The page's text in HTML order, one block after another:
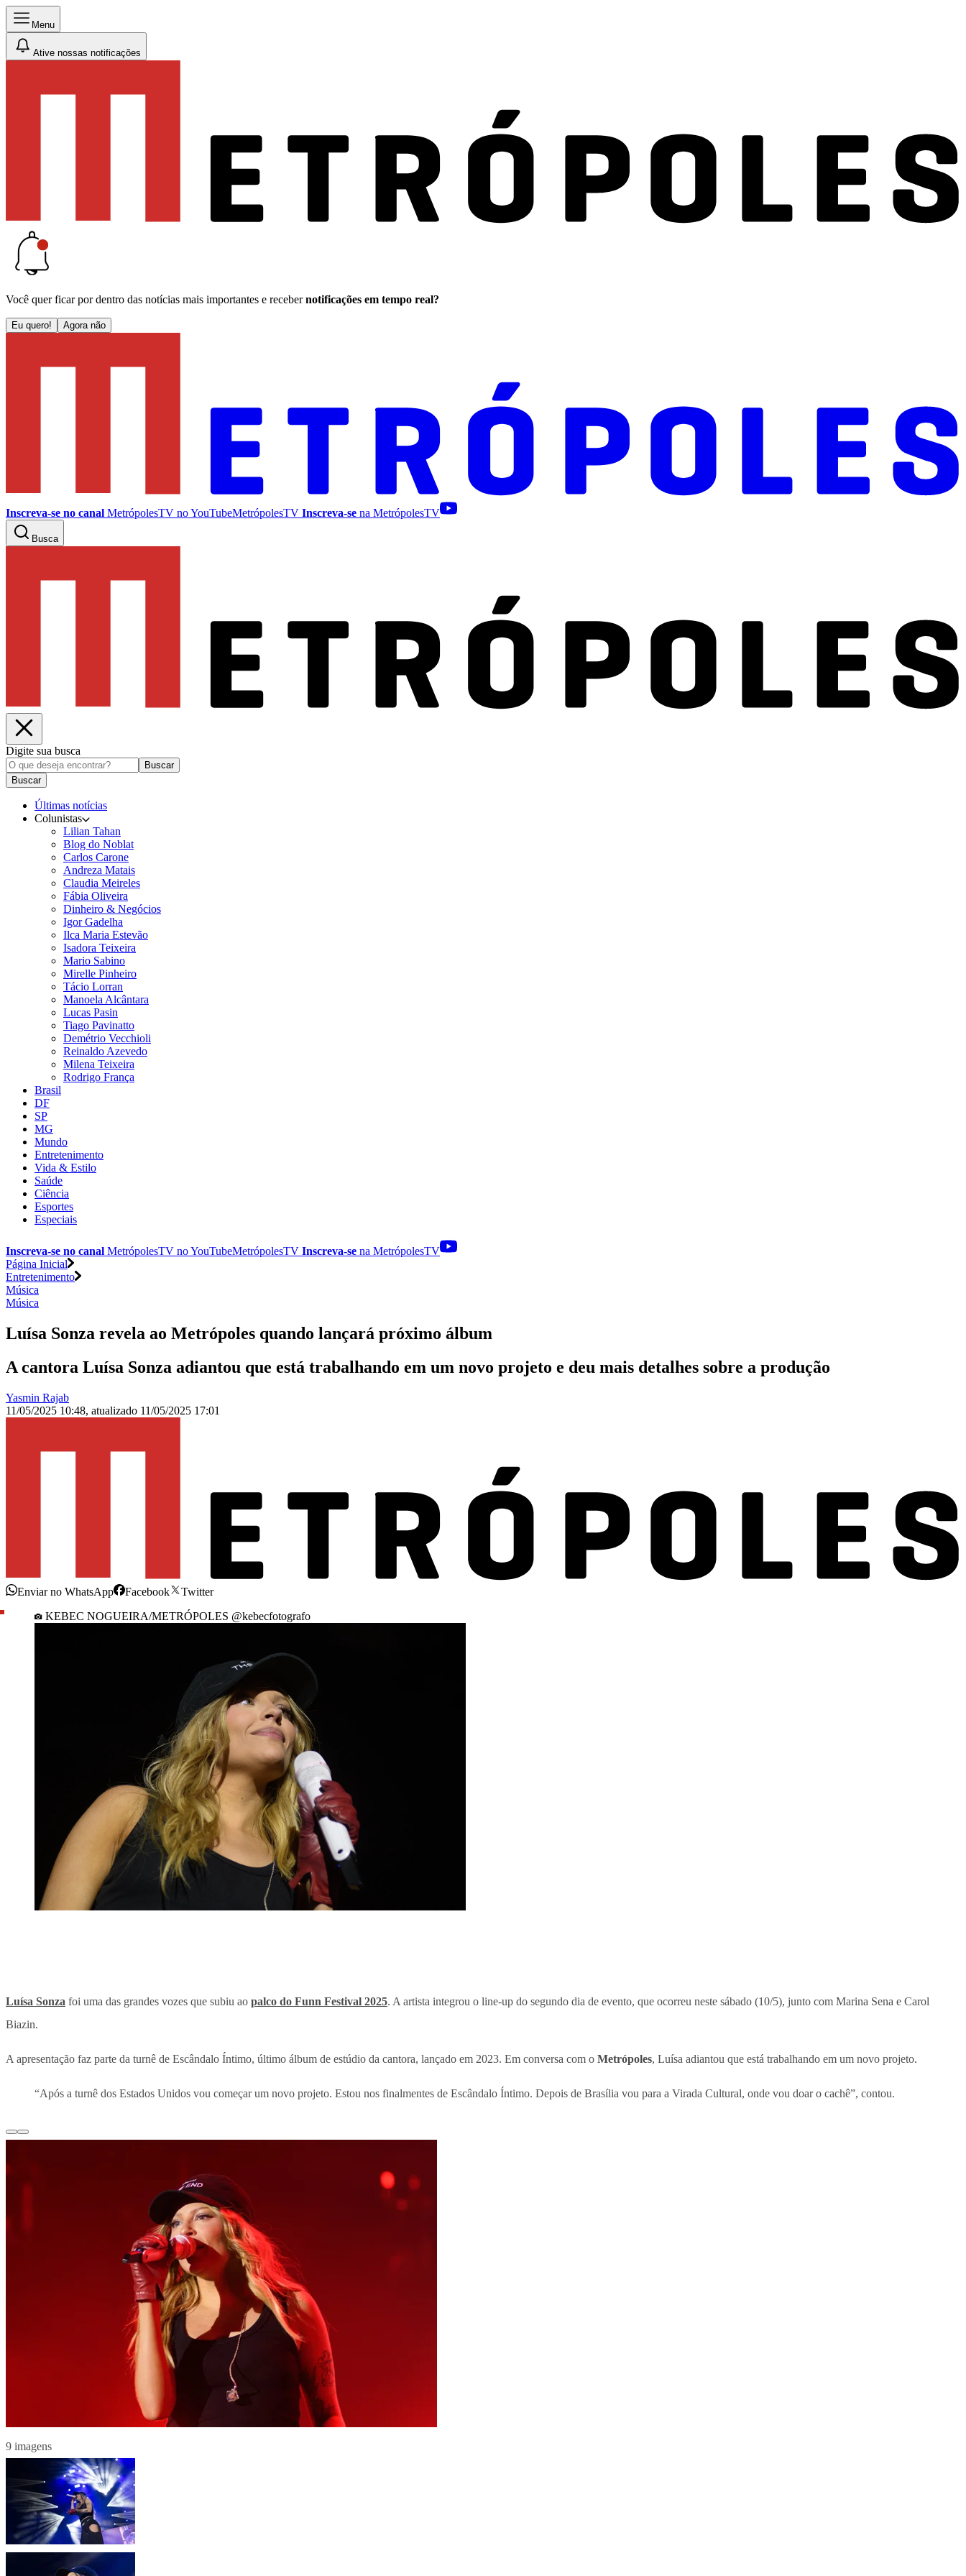
Menu
Ative nossas notificações
Você quer ficar por dentro das notícias mais importantes e receber notificações em tempo real?
Eu quero! Agora não
Inscreva-se no canal MetrópolesTV noYouTubeMetrópolesTV Inscreva-se na MetrópolesTV
Busca
Digite sua busca
Buscar
Buscar
Últimas notícias
Colunistas
Lilian Tahan
Blog do Noblat
Carlos Carone
Andreza Matais
Claudia Meireles
Fábia Oliveira
Dinheiro & Negócios
Igor Gadelha
Ilca Maria Estevão
Isadora Teixeira
Mario Sabino
Mirelle Pinheiro
Tácio Lorran
Manoela Alcântara
Lucas Pasin
Tiago Pavinatto
Demétrio Vecchioli
Reinaldo Azevedo
Milena Teixeira
Rodrigo França
Brasil
DF
SP
MG
Mundo
Entretenimento
Vida & Estilo
Saúde
Ciência
Esportes
Especiais
Inscreva-se no canal MetrópolesTV noYouTubeMetrópolesTV Inscreva-se na MetrópolesTV
Página Inicial
Entretenimento
Música
Música
Luísa Sonza revela ao Metrópoles quando lançará próximo álbum
A cantora Luísa Sonza adiantou que está trabalhando em um novo projeto e deu mais detalhes sobre a produção
Yasmin Rajab
11/05/2025 10:48, atualizado 11/05/2025 17:01
Enviar no WhatsApp Facebook
Twitter
KEBEC NOGUEIRA/METRÓPOLES @kebecfotografo
Luísa Sonza foi uma das grandes vozes que subiu ao palco do Funn Festival 2025. A artista integrou o line-up do segundo dia de evento, que ocorreu neste sábado (10/5), junto com Marina Sena e Carol
Biazin.
A apresentação faz parte da turnê de Escândalo Íntimo, último álbum de estúdio da cantora, lançado em 2023. Em conversa com o Metrópoles, Luísa adiantou que está trabalhando em um novo projeto.
“Após a turnê dos Estados Unidos vou começar um novo projeto. Estou nos finalmentes de Escândalo Íntimo. Depois de Brasília vou para a Virada Cultural, onde vou doar o cachê”, contou.
9 imagens